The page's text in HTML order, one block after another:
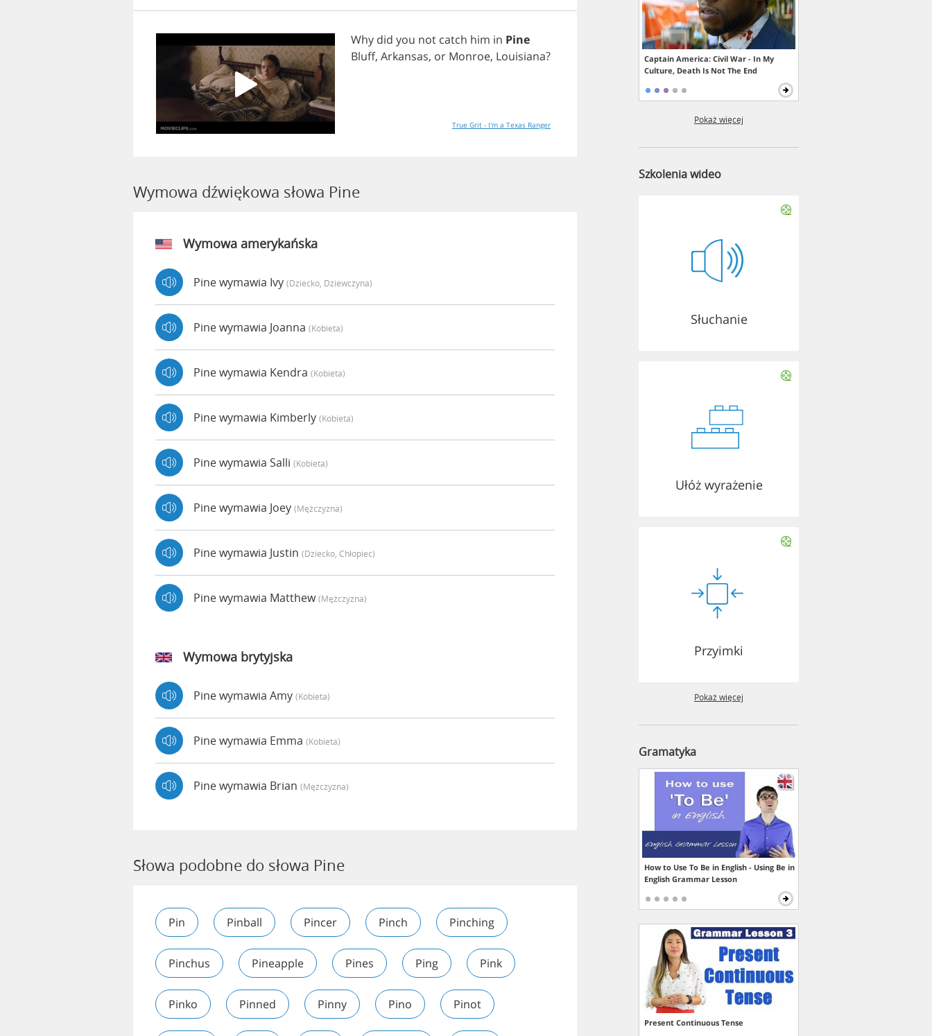
Why did you not catch him in Pine
Bluff, Arkansas, or Monroe, Louisiana?
True Grit - I'm a Texas Ranger
Wymowa dźwiękowa słowa Pine
Wymowa amerykańska
Pine wymawia Ivy (dziecko, Dziewczyna)
Pine wymawia Joanna (kobieta)
Pine wymawia Kendra (kobieta)
Pine wymawia Kimberly (kobieta)
Pine wymawia Salli (kobieta)
Pine wymawia Joey (mężczyzna)
Pine wymawia Justin (dziecko, Chłopiec)
Pine wymawia Matthew(mężczyzna)
Wymowa brytyjska
Pine wymawia Amy (kobieta)
Pine wymawia Emma (kobieta)
Pine wymawia Brian (mężczyzna)
Słowa podobne do słowa Pine
Pin Pinball Pincer Pinch Pinching
Pinchus Pineapple Pines Ping Pink
Pinko Pinned Pinny Pino Pinot
Captain America: Civil War - In My
Culture, Death Is Not The End
Pokaż więcej
Szkolenia wideo
Słuchanie
Ułóż wyrażenie
Przyimki
Pokaż więcej
Gramatyka
How to Use To Be in English - Using Be in
English Grammar Lesson
Present Continuous Tense